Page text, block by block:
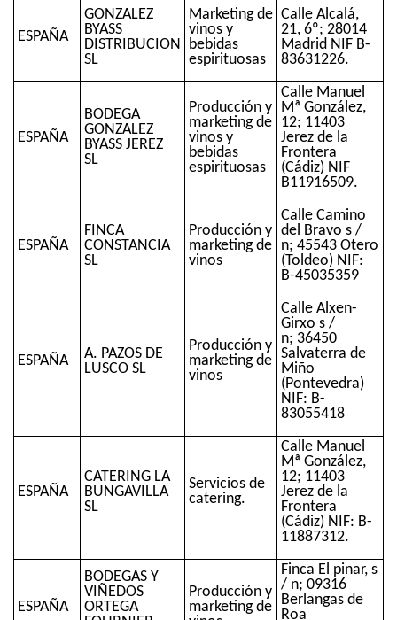
ESPAÑA
GONZALEZ
BYASS
DISTRIBUCION
SL
Marketing de
vinos y
bebidas
espirituosas
Calle Alcalá,
21, 6º; 28014
Madrid NIF B-
83631226.
ESPAÑA
BODEGA
GONZALEZ
BYASS JEREZ
SL
Producción y
marketing de
vinos y
bebidas
espirituosas
Calle Manuel
Mª González,
12; 11403
Jerez de la
Frontera
(Cádiz) NIF
B11916509.
ESPAÑA
FINCA
CONSTANCIA
SL
Producción y
marketing de
vinos
Calle Camino
del Bravo s /
n; 45543 Otero
(Toldeo) NIF:
B-45035359
ESPAÑA
A. PAZOS DE
LUSCO SL
Producción y
marketing de
vinos
Calle Alxen-
Girxo s /
n; 36450
Salvaterra de
Miño
(Pontevedra)
NIF: B-
83055418
ESPAÑA
CATERING LA
BUNGAVILLA
SL
Servicios de
catering.
Calle Manuel
Mª González,
12; 11403
Jerez de la
Frontera
(Cádiz) NIF: B-
11887312.
ESPAÑA
BODEGAS Y
VIÑEDOS
ORTEGA
Producción y
marketing de
Finca El pinar, s
/ n; 09316
Berlangas de
Roa